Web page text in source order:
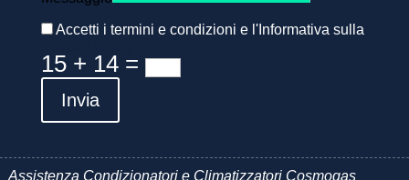
Accetti i termini e condizioni e l'Informativa sulla
15 + 14=
Invia
Assistenza Condizionatori e Climatizzatori Cosmogas